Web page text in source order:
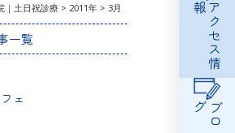
ア
ク
セ
ス
情
報
ブ
ロ
グ
｜土日祝診療 > 2011年 > 3月
一覧
ェ